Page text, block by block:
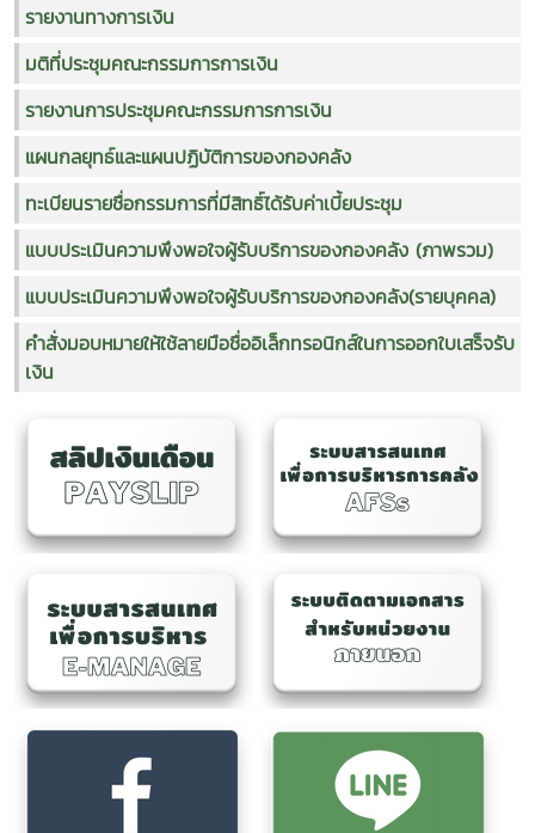
รายงานทางการเงิน
มติที่ประชุมคณะกรรมการการเงิน
รายงานการประชุมคณะกรรมการการเงิน
แผนกลยุทธ์และแผนปฏิบัติการของกองคลัง
ทะเบียนรายชื่อกรรมการที่มีสิทธิ์ได้รับค่าเบี้ยประชุม
แบบประเมินความพึงพอใจผู้รับบริการของกองคลัง (ภาพรวม)
แบบประเมินความพึงพอใจผู้รับบริการของกองคลัง(รายบุคคล)
คำสั่งมอบหมายให้ใช้ลายมือชื่ออิเล็กทรอนิกส์ในการออกใบเสร็จรับ
เงิน